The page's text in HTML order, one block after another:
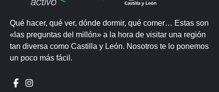
Qué hacer, qué ver, dónde dormir, qué comer… Estas son
«las preguntas del millón» a la hora de visitar una región
tan diversa como Castilla y León. Nosotros te lo ponemos
un poco más fácil.